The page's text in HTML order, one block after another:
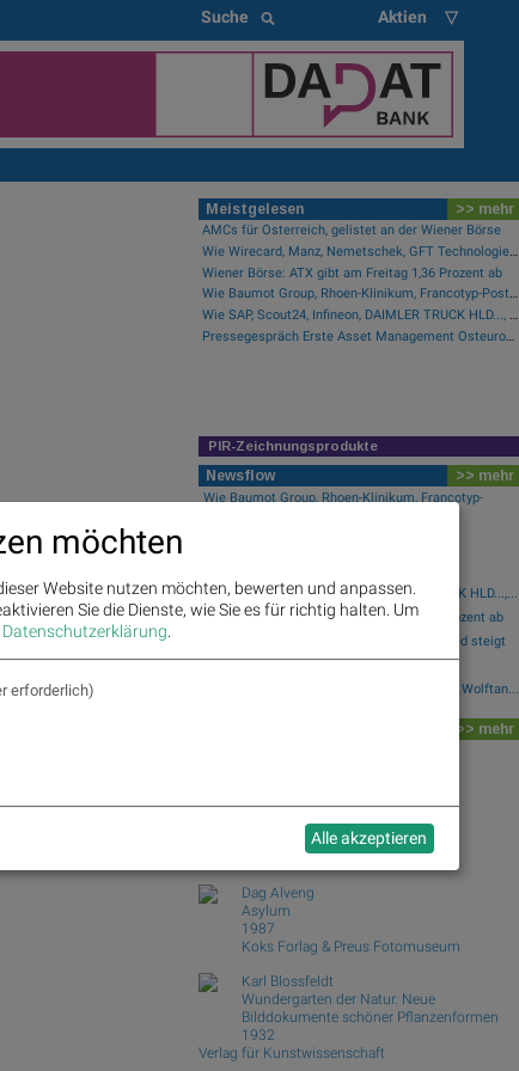
Suche Aktien ▽
Gesprächsstoff
Meistgelesen >> mehr
AMCs für Österreich, gelistet an der Wiener Börse
Wie Wirecard, Manz, Nemetschek, GFT Technologies, SAP und Rocket Internet für Gesprächsstoff sorgten
Wiener Börse: ATX gibt am Freitag 1,36 Prozent ab
Wie Baumot Group, Rhoen-Klinikum, Francotyp-Postalia, Tele Columbus, European Lithium und Lanxess für Gesprächsstoff sorgten
Wie SAP, Scout24, Infineon, DAIMLER TRUCK HLD..., Zalando und Allianz für Gesprächsstoff im DAX sorgten
Pressegespräch Erste Asset Management Osteuropa Aktien
PIR-Zeichnungsprodukte
Newsflow >> mehr
Wie Baumot Group, Rhoen-Klinikum, Francotyp-
Wie SAP, Scout24, Infineon, DAIMLER TRUCK HLD...,...
Wiener Börse: ATX gibt am Freitag 1,36 Prozent ab
Wiener Börse Nebenwerte-Blick: Marinomed steigt
8...
Wie Marinomed Biotech, Bajaj Mobility AG, Wolftan...
>> mehr
Ralph Gibson
The Somnambulist
Lustrum Press
Dag Alveng
Asylum
1987
Koks Forlag & Preus Fotomuseum
Karl Blossfeldt
Wundergarten der Natur. Neue
Bilddokumente schöner Pflanzenformen
1932
Verlag für Kunstwissenschaft
möchten
Website nutzen möchten, bewerten und anpassen.
Sie die Dienste, wie Sie es für richtig halten. Um
Datenschutzerklärung
erforderlich)
Alle akzeptieren